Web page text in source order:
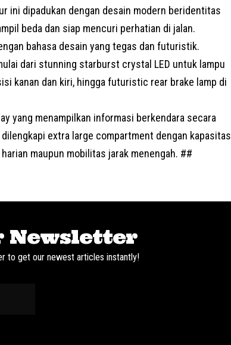
ini dipadukan dengan desain modern beridentitas
beda dan siap mencuri perhatian di jalan.
bahasa desain yang tegas dan futuristik.
dari stunning starburst crystal LED untuk lampu
kanan dan kiri, hingga futuristic rear brake lamp di
yang menampilkan informasi berkendara secara
extra large compartment dengan kapasitas
maupun mobilitas jarak menengah. ##
Newsletter
to get our newest articles instantly!